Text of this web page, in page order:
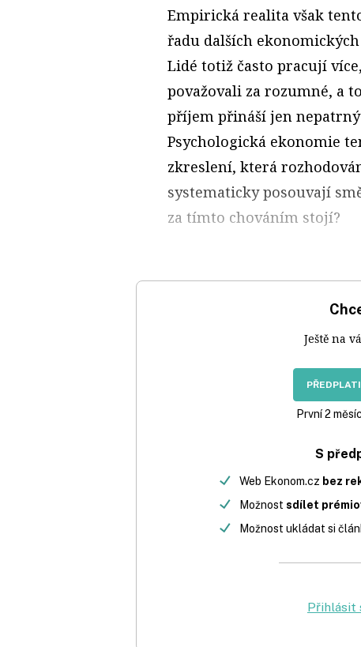
Empirická realita však
řadu dalších
Lidé totiž často pracují
považovali za rozumné, a
příjem přináší jen
Psychologická ekonomie
zkreslení, která
systematicky posouvají
za tímto chováním stojí?
Ještě na
První 2
S
Web Ekonom.cz bez
Možnost sdílet
Možnost ukládat si
Přihlásit